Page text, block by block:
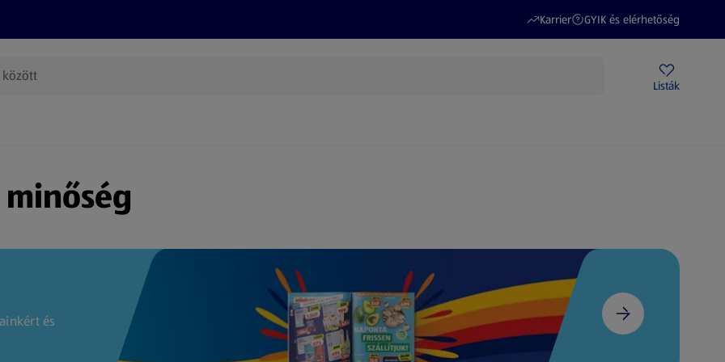
Karrier
(új oldalon nyílik meg)
GYIK és elérhetőség
(új oldalon nyílik meg)
Listák
és